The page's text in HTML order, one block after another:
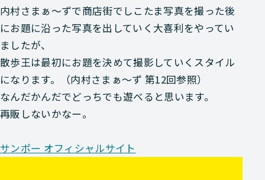
内村さまぁ～ずで商店街でしこたま写真を撮った後
にお題に沿った写真を出していく大喜利をやってい
ましたが、
散歩王は最初にお題を決めて撮影していくスタイル
になります。（内村さまぁ〜ず 第12回参照）
なんだかんだでどっちでも遊べると思います。
再販しないかなー。
サンポー オフィシャルサイト